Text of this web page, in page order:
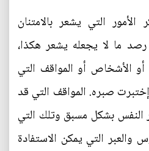
التي يشعر بالامتنان
ما لا يجعله يشعر هكذا،
أو الأشخاص أو المواقف التي
صبره. المواقف التي قد
بشكل مسبق وتلك التي
والعبر التي يمكن الاستفادة